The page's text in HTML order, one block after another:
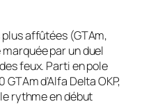
affûtées (GTAm,
par un duel
feux. Parti en pole
d’Alfa Delta OKP,
rythme en début